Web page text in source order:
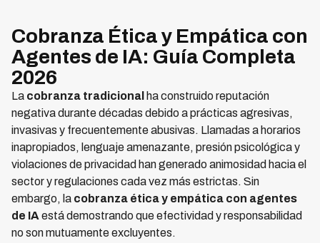
Cobranza Ética y Empática con
Agentes de IA: Guía Completa
2026
La cobranza tradicional ha construido reputación
negativa durante décadas debido a prácticas agresivas,
invasivas y frecuentemente abusivas. Llamadas a horarios
inapropiados, lenguaje amenazante, presión psicológica y
violaciones de privacidad han generado animosidad hacia el
sector y regulaciones cada vez más estrictas. Sin
embargo, la cobranza ética y empática con agentes
de IA está demostrando que efectividad y responsabilidad
no son mutuamente excluyentes.